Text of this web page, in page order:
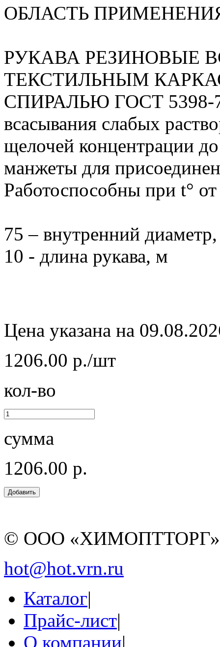
ОБЛАСТЬ
РУКАВА РЕЗИНОВЫЕ
ТЕКСТИЛЬНЫМ
СПИРАЛЬЮ ГОСТ 5398-
всасывания слабых
щелочей концентрации
манжеты для
Работоспособны при t°
75 – внутренний
10 - длина рукава, м
Цена указана на
1206.00 р./шт
кол-во
сумма
1206.00 р.
© ООО
hot@hot.vrn.ru
Каталог|
Прайс-лист|
О компании|